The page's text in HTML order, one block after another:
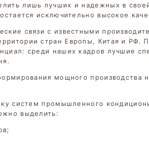
лишь лучших и надежных в
исключительно высокое
связи с известными
стран Европы, Китая и РФ.
среди наших кадров лучшие
мощного производства
систем промышленного
выделить: